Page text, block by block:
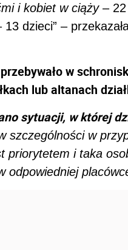
i kobiet w ciąży –
dzieci” –
w
lub altanach
sytuacji, w której
szczególności w
priorytetem i taka
odpowiedniej